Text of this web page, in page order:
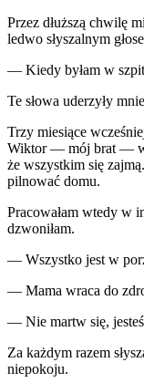
Przez dłuższą chwilę
ledwo słyszalnym
— Kiedy byłam w
Te słowa uderzyły
Trzy miesiące
Wiktor — mój brat —
że wszystkim się
pilnować domu.
Pracowałam wtedy w
dzwoniłam.
— Wszystko jest w
— Mama wraca do
— Nie martw się,
Za każdym razem
niepokoju.